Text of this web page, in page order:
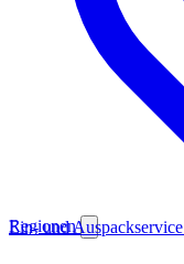
Ein- und Auspackservice
Regionen